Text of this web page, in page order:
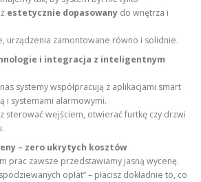
estetycznie dopasowany do wnętrza i
urządzenia zamontowane równo i solidnie.
i integracja z inteligentnym
systemy współpracują z aplikacjami smart
i systemami alarmowymi.
sterować wejściem, otwierać furtkę czy drzwi
– zero ukrytych kosztów
prac zawsze przedstawiamy jasną wycenę.
opłat” – płacisz dokładnie to, co